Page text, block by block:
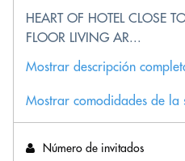
HEART OF HOTEL CLOSE
FLOOR LIVING AR...
Mostrar descripción
Mostrar comodidades de la
Número de invitados